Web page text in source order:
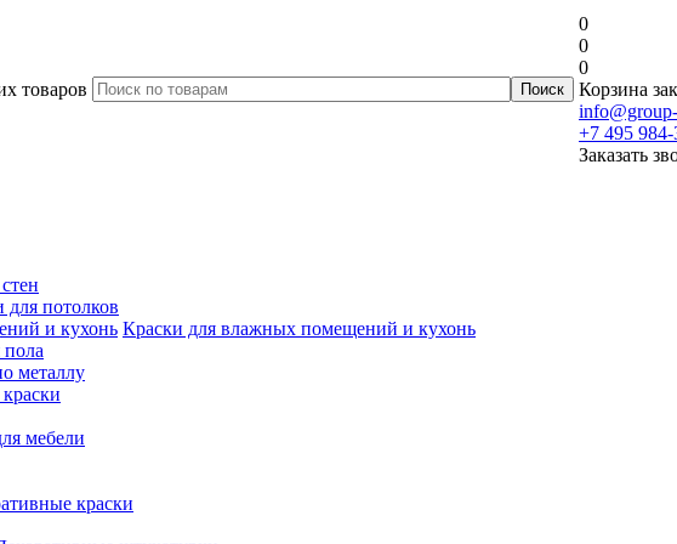
товаров
0
0
0
Корзина
+7 495
Заказать
для потолков
Краски для влажных помещений и кухонь
металлу
мебели
краски